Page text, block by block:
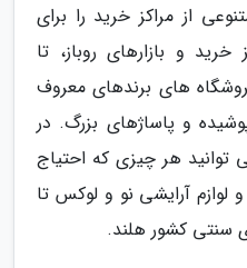
از مراکز خرید را برای
خرید و بازارهای روباز، تا
های برندهای معروف
و پاساژهای بزرگ. در
توانید هر چیزی که احتیاج
و لوازم آرایشی نو و لوکس تا
سنتی کشور هلند.